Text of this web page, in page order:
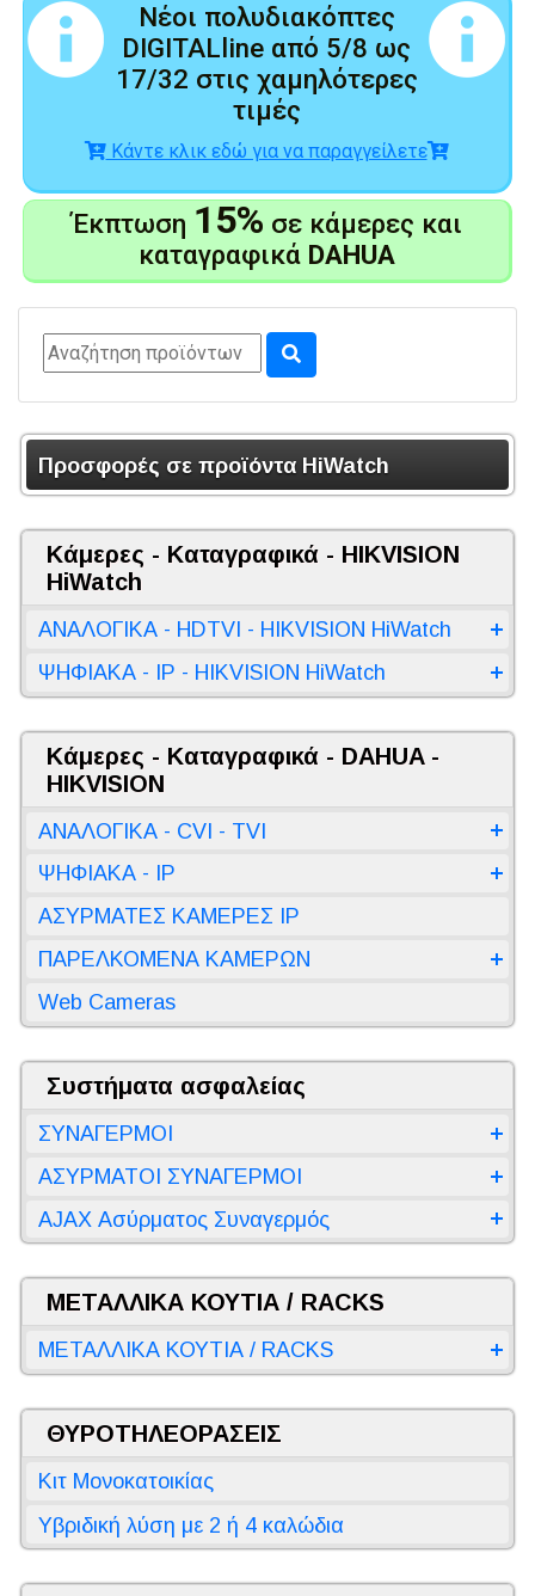
Νέοι πολυδιακόπτες
DIGITALline από 5/8 ως
17/32 στις χαμηλότερες
τιμές
Κάντε κλικ εδώ για να παραγγείλετε
Έκπτωση 15% σε κάμερες και
καταγραφικά DAHUA
Προσφορές σε προϊόντα HiWatch
Κάμερες - Καταγραφικά - HIKVISION
HiWatch
ΑΝΑΛΟΓΙΚΑ - HDTVI - HIKVISION HiWatch
ΨΗΦΙΑΚΑ - IP - HIKVISION HiWatch
Κάμερες - Καταγραφικά - DAHUA -
HIKVISION
ΑΝΑΛΟΓΙΚΑ - CVI - TVI
ΨΗΦΙΑΚΑ - IP
ΑΣΥΡΜΑΤΕΣ ΚΑΜΕΡΕΣ IP
ΠΑΡΕΛΚΟΜΕΝΑ ΚΑΜΕΡΩΝ
Web Cameras
Συστήματα ασφαλείας
ΣΥΝΑΓΕΡΜΟΙ
ΑΣΥΡΜΑΤΟΙ ΣΥΝΑΓΕΡΜΟΙ
AJAX Ασύρματος Συναγερμός
ΜΕΤΑΛΛΙΚΑ ΚΟΥΤΙΑ / RACKS
ΜΕΤΑΛΛΙΚΑ ΚΟΥΤΙΑ / RACKS
ΘΥΡΟΤΗΛΕΟΡΑΣΕΙΣ
Κιτ Μονοκατοικίας
Υβριδική λύση με 2 ή 4 καλώδια